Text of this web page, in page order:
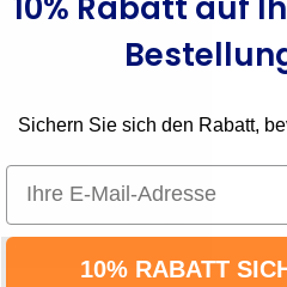
Sichern Sie sich den Rabatt,
Email
10% RABATT